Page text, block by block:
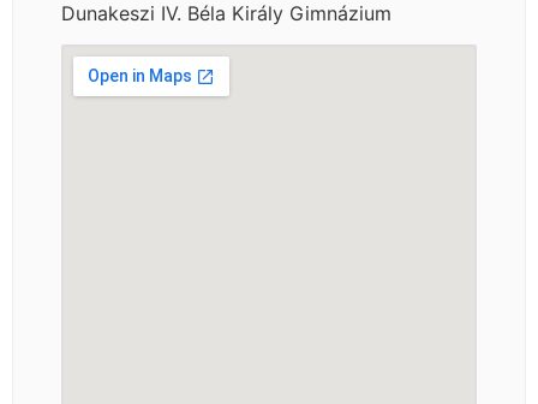
Dunakeszi IV. Béla Király Gimnázium